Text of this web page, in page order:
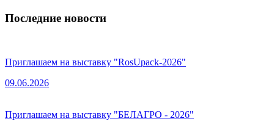
Последние новости
Приглашаем на выставку "RosUpack-2026"
09.06.2026
Приглашаем на выставку "БЕЛАГРО - 2026"